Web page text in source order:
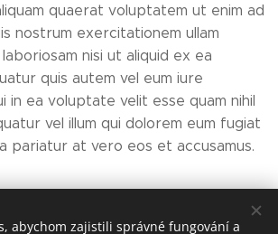
quaerat voluptatem ut enim ad
nostrum exercitationem ullam
nisi ut aliquid ex ea
quis autem vel eum iure
in ea voluptate velit esse quam nihil
vel illum qui dolorem eum fugiat
pariatur at vero eos et accusamus.
abychom zajistili správné fungování a